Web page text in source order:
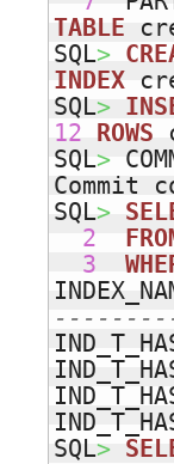
TABLE
SQL>
INDEX
SQL>
12
ROWS
SQL>
Commit
SQL>
2
3
SQL>